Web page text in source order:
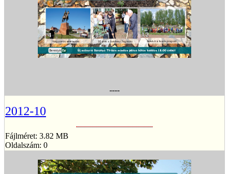
----
2012-10
Fájlméret: 3.82 MB
Oldalszám: 0